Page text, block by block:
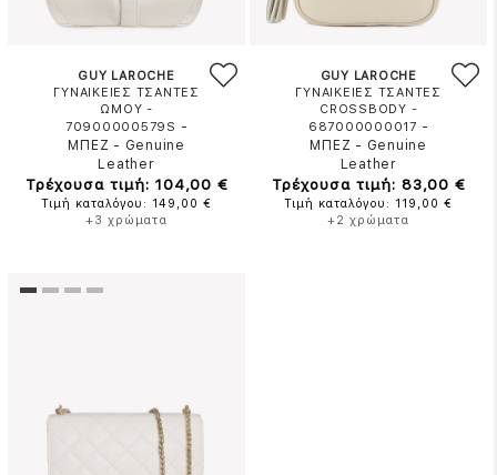
GUY LAROCHE
ΓΥΝΑΙΚΕΙΕΣ ΤΣΑΝΤΕΣ
ΩΜΟΥ -
70900000579S -
ΜΠΕΖ - Genuine
Leather
Τρέχουσα τιμή: 104,00 €
Τιμή καταλόγου: 149,00 €
+3 χρώματα
GUY LAROCHE
ΓΥΝΑΙΚΕΙΕΣ ΤΣΑΝΤΕΣ
CROSSBODY -
687000000017 -
ΜΠΕΖ - Genuine
Leather
Τρέχουσα τιμή: 83,00 €
Τιμή καταλόγου: 119,00 €
+2 χρώματα